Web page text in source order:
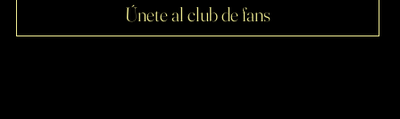
Únete al club de fans